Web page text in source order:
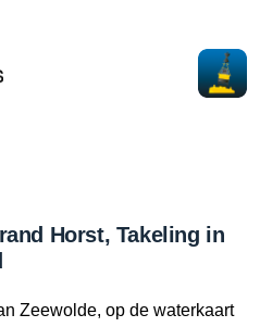
Horst, Takeling in
Zeewolde, op de waterkaart